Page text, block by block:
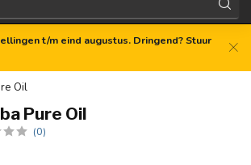
t/m eind augustus. Dringend? Stuur
Oil
Pure Oil
(0)